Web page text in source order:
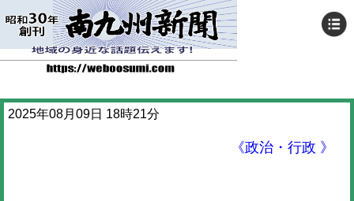
2025年08月09日 18時21分
《政治・行政 》